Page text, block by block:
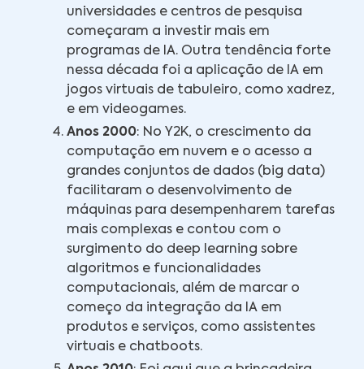
universidades e centros de pesquisa
começaram a investir mais em
programas de IA. Outra tendência forte
nessa década foi a aplicação de IA em
jogos virtuais de tabuleiro, como xadrez,
e em videogames.
Anos 2000: No Y2K, o crescimento da
computação em nuvem e o acesso a
grandes conjuntos de dados (big data)
facilitaram o desenvolvimento de
máquinas para desempenharem tarefas
mais complexas e contou com o
surgimento do deep learning sobre
algoritmos e funcionalidades
computacionais, além de marcar o
começo da integração da IA em
produtos e serviços, como assistentes
virtuais e chatboots.